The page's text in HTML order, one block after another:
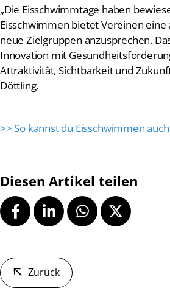
Eisschwimmen bietet Vereinen
neue Zielgruppen anzusprechen.
Innovation mit
Attraktivität, Sichtbarkeit und
Döttling.
Zurück